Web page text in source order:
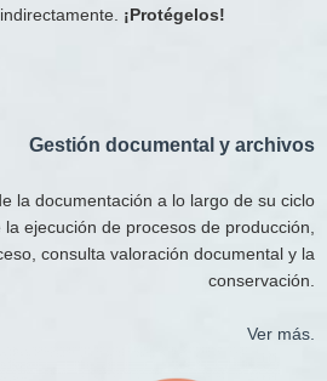
¡Protégelos!
Gestión documental y archivos​
la documentación a lo largo de su ciclo
ejecución de procesos de producción,
consulta valoración documental y la
conservación.
Ver más.